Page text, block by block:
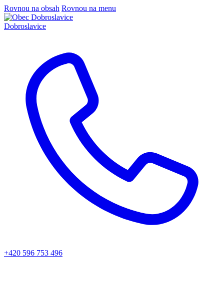
Rovnou na obsah Rovnou na menu
Dobroslavice
+420 596 753 496